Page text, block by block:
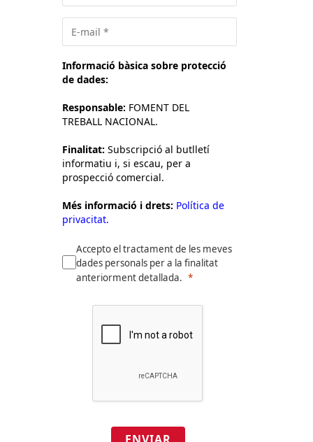
Informació bàsica sobre protecció
de dades:
Responsable: FOMENT DEL
TREBALL NACIONAL.
Finalitat: Subscripció al butlletí
informatiu i, si escau, per a
prospecció comercial.
Més informació i drets: Política de
privacitat.
Accepto el tractament de les meves
dades personals per a la finalitat
anteriorment detallada.